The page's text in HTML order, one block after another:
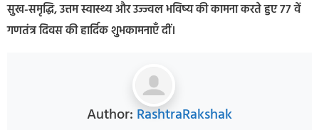
सुख-समृद्धि, उत्तम स्वास्थ्य और उज्ज्वल भविष्य की कामना करते हुए 77 वें
गणतंत्र दिवस की हार्दिक शुभकामनाएँ दीं।
Author: RashtraRakshak